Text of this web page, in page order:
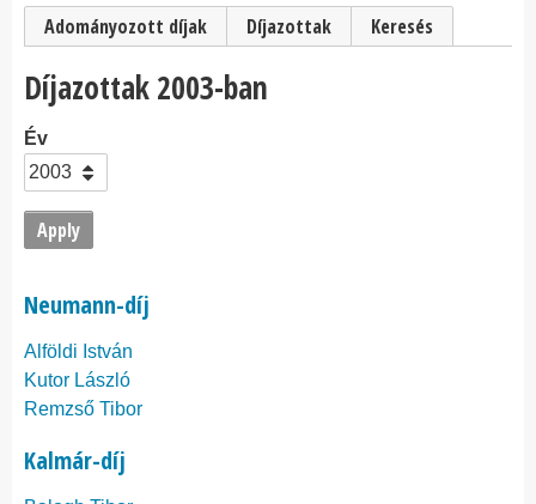
Elsődleges
fülek
Adományozott díjak Díjazottak (aktív fül)
Keresés
Díjazottak 2003-ban
Év
Neumann-díj
Alföldi István
Kutor László
Remzső Tibor
Kalmár-díj